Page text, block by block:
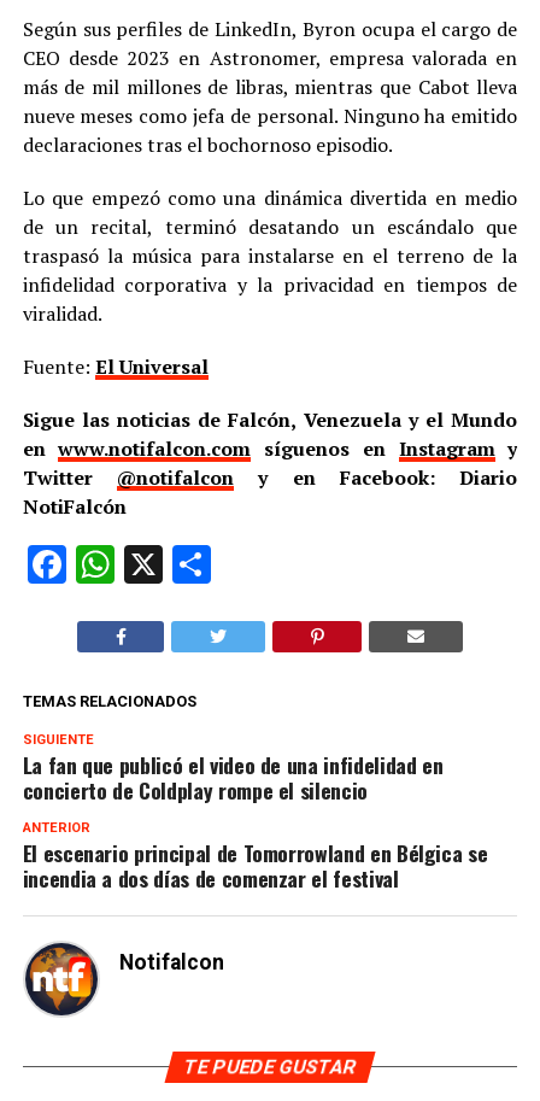
Según sus perfiles de LinkedIn, Byron ocupa el cargo de
CEO desde 2023 en Astronomer, empresa valorada en
más de mil millones de libras, mientras que Cabot lleva
nueve meses como jefa de personal. Ninguno ha emitido
declaraciones tras el bochornoso episodio.
Lo que empezó como una dinámica divertida en medio
de un recital, terminó desatando un escándalo que
traspasó la música para instalarse en el terreno de la
infidelidad corporativa y la privacidad en tiempos de
viralidad.
Fuente: El Universal
Sigue las noticias de Falcón, Venezuela y el Mundo
enwww.notifalcon.com síguenos en Instagramy
Twitter @notifalcon y en Facebook: Diario
NotiFalcón
Facebook
WhatsApp
X Compartir
TEMAS RELACIONADOS
SIGUIENTE
La fan que publicó el video de una infidelidad en
concierto de Coldplay rompe el silencio
ANTERIOR
El escenario principal de Tomorrowland en Bélgica se
incendia a dos días de comenzar el festival
Notifalcon
TE PUEDE GUSTAR